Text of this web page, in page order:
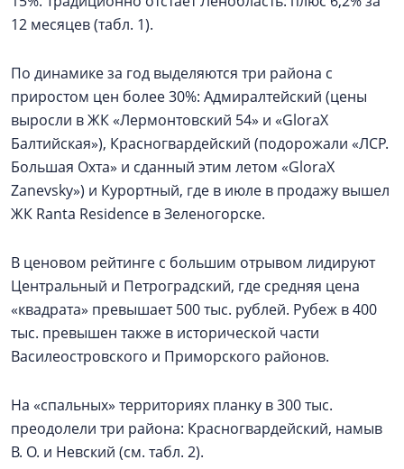
12 месяцев (табл. 1).
По динамике за год выделяются три района с
приростом цен более 30%: Адмиралтейский (цены
выросли в ЖК «Лермонтовский 54» и «GloraX
Балтийская»), Красногвардейский (подорожали «ЛСР.
Большая Охта» и сданный этим летом «GloraX
Zanevsky») и Курортный, где в июле в продажу вышел
ЖК Ranta Residence в Зеленогорске.
В ценовом рейтинге с большим отрывом лидируют
Центральный и Петроградский, где средняя цена
«квадрата» превышает 500 тыс. рублей. Рубеж в 400
тыс. превышен также в исторической части
Василеостровского и Приморского районов.
На «спальных» территориях планку в 300 тыс.
преодолели три района: Красногвардейский, намыв
В. О. и Невский (см. табл. 2).